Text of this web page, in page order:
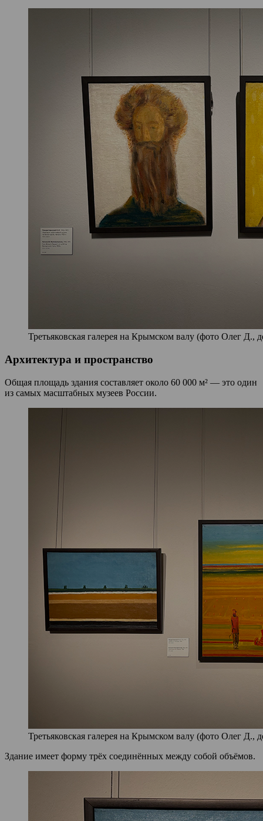
Третьяковская галерея на Крымском валу (фото Олег Д.,
Архитектура и пространство
Общая площадь здания составляет около 60 000 м² — это один
из самых масштабных музеев России.
Третьяковская галерея на Крымском валу (фото Олег Д.,
Здание имеет форму трёх соединённых между собой объёмов.